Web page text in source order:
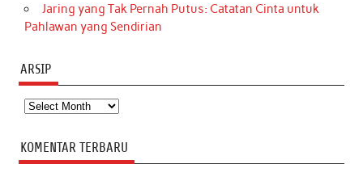
Jaring yang Tak Pernah Putus: Catatan Cinta untuk
Pahlawan yang Sendirian
ARSIP
Arsip
KOMENTAR TERBARU